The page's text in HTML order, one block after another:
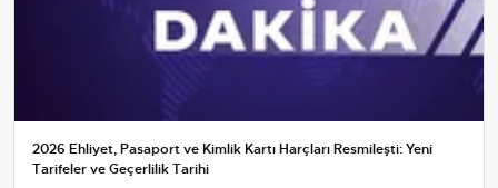
2026 Ehliyet, Pasaport ve Kimlik Kartı Harçları Resmileşti: Yeni
Tarifeler ve Geçerlilik Tarihi